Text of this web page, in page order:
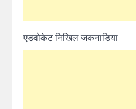
एडवोकेट निखिल जकनाडिया